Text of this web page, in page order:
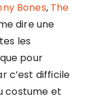
Bones, The
dire une
les
pour
c’est difficile
costume et